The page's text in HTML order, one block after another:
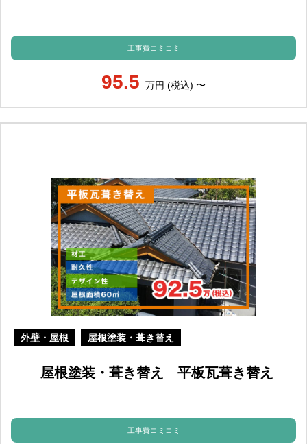
工事費コミコミ
95.5 万円 (税込) 〜
外壁・屋根 屋根塗装・葺き替え
屋根塗装・葺き替え 平板瓦葺き替え
工事費コミコミ